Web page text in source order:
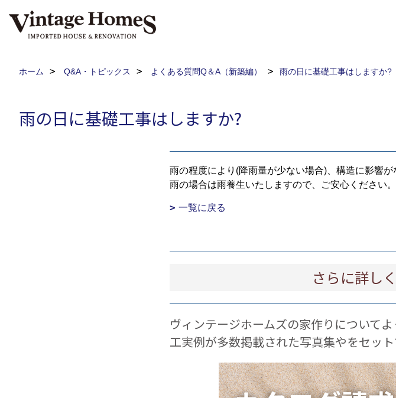
ホーム Q&A・トピックス よくある質問Q＆A（新築編） 雨の日に基礎工事はしますか?
雨の日に基礎工事はしますか?
雨の程度により(降雨量が少ない場合)、構造に影響
雨の場合は雨養生いたしますので、ご安心ください。
一覧に戻る
さらに詳し
ヴィンテージホームズの家作りについて
工実例が多数掲載された写真集やをセット